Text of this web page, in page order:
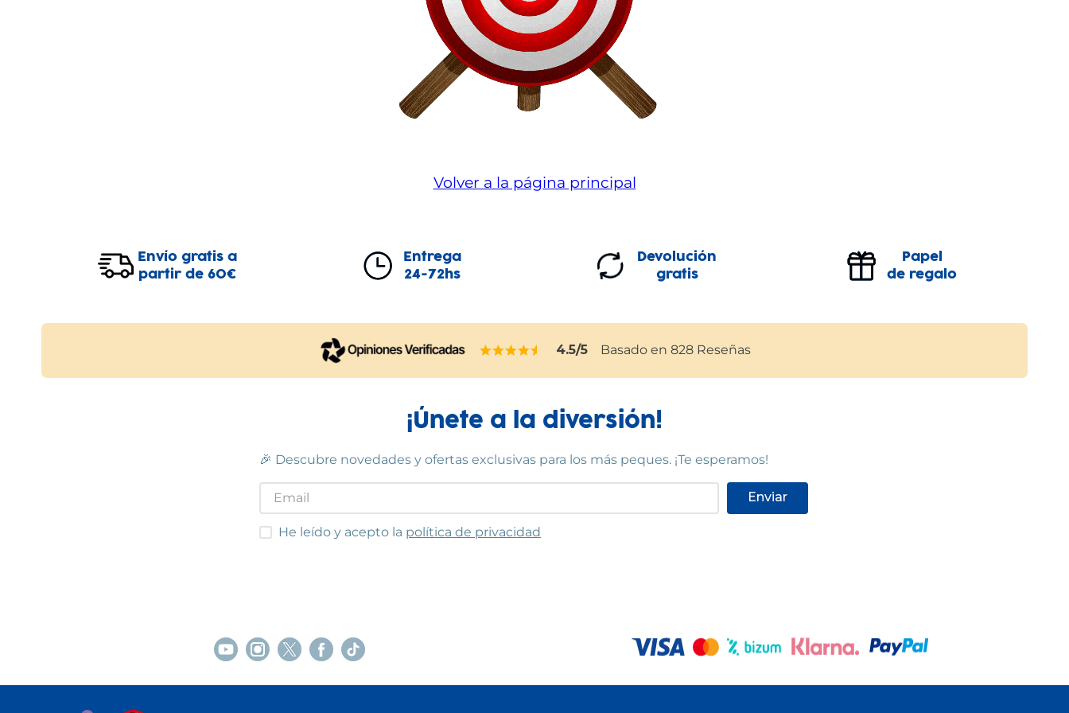
Volver a la página principal
Envío gratis a
partir de 60€
Entrega
24-72hs
Devolución
gratis
Papel
de regalo
4.5/5 Basado en 828 Reseñas
¡Únete a la diversión!
🎉 Descubre novedades y ofertas exclusivas para los más peques. ¡Te esperamos!
Enviar
He leído y acepto las condiciones
He leído y acepto la política de privacidad